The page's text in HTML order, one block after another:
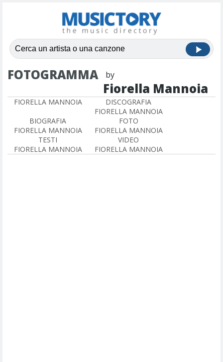
FOTOGRAMMA by
Fiorella Mannoia
FIORELLA MANNOIA
DISCOGRAFIA
FIORELLA MANNOIA
BIOGRAFIA
FIORELLA MANNOIA
FOTO
FIORELLA MANNOIA
TESTI
FIORELLA MANNOIA
VIDEO
FIORELLA MANNOIA